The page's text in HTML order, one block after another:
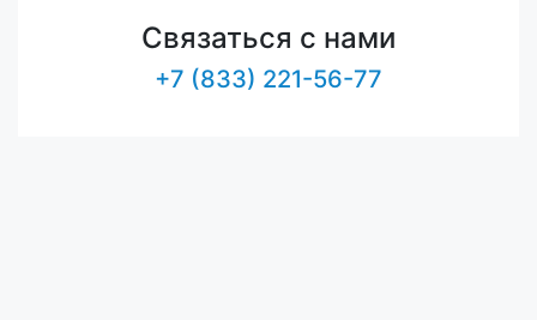
Связаться с нами
+7 (833) 221-56-77